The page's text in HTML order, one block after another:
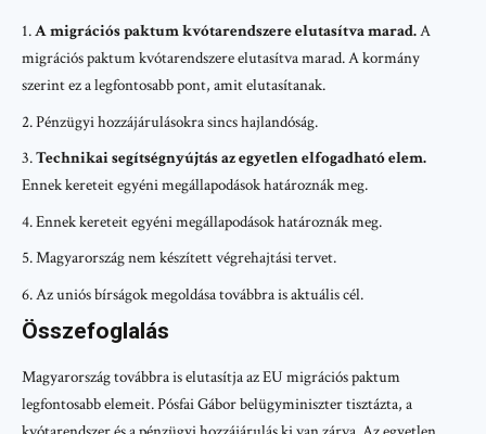
A migrációs paktum kvótarendszere elutasítva marad.A
migrációs paktum kvótarendszere elutasítva marad. A kormány
szerint ez a legfontosabb pont, amit elutasítanak.
Pénzügyi hozzájárulásokra sincs hajlandóság.
Technikai segítségnyújtás az egyetlen elfogadható elem.
Ennek kereteit egyéni megállapodások határoznák meg.
Ennek kereteit egyéni megállapodások határoznák meg.
Magyarország nem készített végrehajtási tervet.
Az uniós bírságok megoldása továbbra is aktuális cél.
Összefoglalás
Magyarország továbbra is elutasítja az EU migrációs paktum
legfontosabb elemeit. Pósfai Gábor belügyminiszter tisztázta, a